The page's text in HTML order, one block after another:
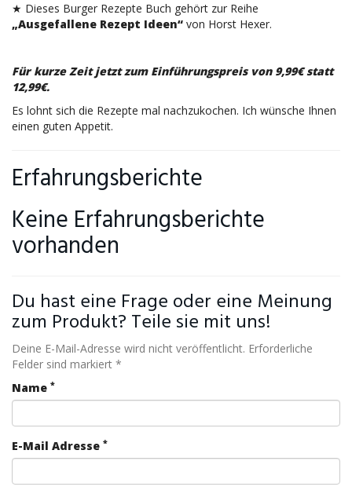
★ Dieses Burger Rezepte Buch gehört zur Reihe
„Ausgefallene Rezept Ideen“ von Horst Hexer.
Für kurze Zeit jetzt zum Einführungspreis von 9,99€ statt
12,99€.
Es lohnt sich die Rezepte mal nachzukochen. Ich wünsche Ihnen
einen guten Appetit.
Erfahrungsberichte
Keine Erfahrungsberichte
vorhanden
Du hast eine Frage oder eine Meinung
zum Produkt? Teile sie mit uns!
Deine E-Mail-Adresse wird nicht veröffentlicht. Erforderliche
Felder sind markiert *
Name *
E-Mail Adresse *